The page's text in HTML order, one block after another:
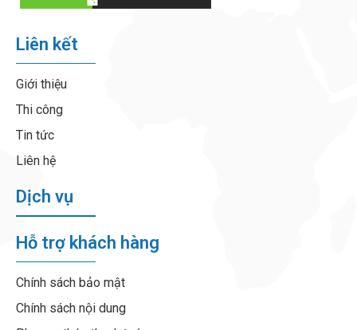
Liên kết
Giới thiệu
Thi công
Tin tức
Liên hệ
Dịch vụ
Hỗ trợ khách hàng
Chính sách bảo mật
Chính sách nội dung